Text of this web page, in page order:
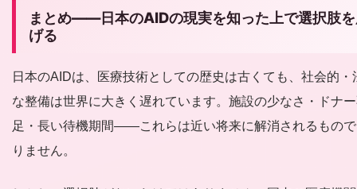
な選択肢となります。
事実を知った場合のショックの大きさは、研究から明らかに
っています。AIDを受ける前に、告知方針についてパートナ
とを強くお勧めします。
があります。ただし、精子の輸送・国内クリニックでの処置
度）など、日本国内のAIDとは異なる手続きが必要です。ま
た、受け入れてくれる国内クリニックを見つけることも必要
す。時間的制約が強い場合、選択肢の一つとして検討する価
はあります。詳しくは「海外の精子バンクを日本から利用す
まとめ——日本のAIDの現実を知った上で選択肢
げる
日本のAIDは、医療技術としての歴史は古くても、社会的・
な整備は世界に大きく遅れています。施設の少なさ・ドナ
足・長い待機期間——これらは近い将来に解消されるもの
りません。